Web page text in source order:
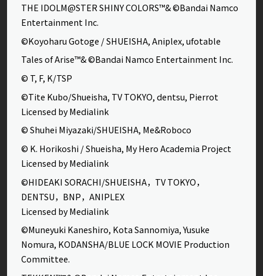
THE IDOLM@STER SHINY COLORS™& ©Bandai Namco
Entertainment Inc.
©Koyoharu Gotoge / SHUEISHA, Aniplex, ufotable
Tales of Arise™& ©Bandai Namco Entertainment Inc.
© T, F, K/TSP
©Tite Kubo/Shueisha, TV TOKYO, dentsu, Pierrot
Licensed by Medialink
© Shuhei Miyazaki/SHUEISHA, Me&Roboco
© K. Horikoshi / Shueisha, My Hero Academia Project
Licensed by Medialink
©HIDEAKI SORACHI/SHUEISHA，TV TOKYO，
DENTSU，BNP，ANIPLEX
Licensed by Medialink
©Muneyuki Kaneshiro, Kota Sannomiya, Yusuke
Nomura, KODANSHA/BLUE LOCK MOVIE Production
Committee.